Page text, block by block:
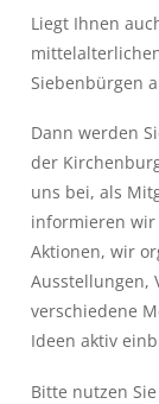
Liegt Ihnen
Siebenbürgen
Dann werden
der
uns bei, als
informieren wir
Aktionen, wir
Ausstellungen,
verschiedene
Ideen aktiv
Bitte nutzen